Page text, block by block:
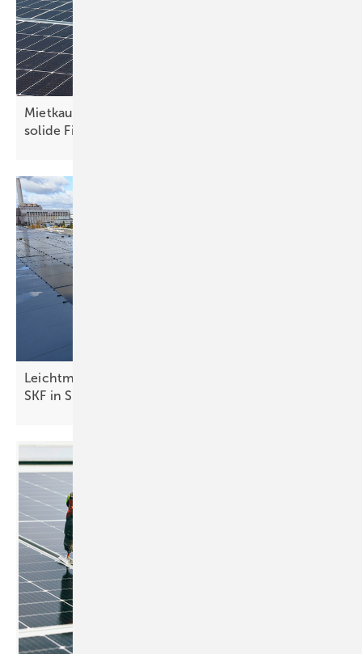
Mietkauf: So bieten Installateure ihren Kunden
solide Finanzierung
Leichtmodule versorgen Industriegebäude von
SKF in Schweinfurt